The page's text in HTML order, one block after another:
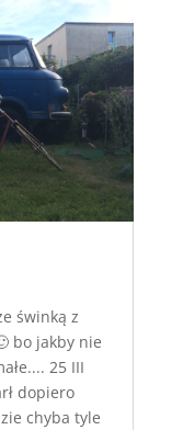
świnką z
bo jakby nie
25 III
dopiero
chyba tyle